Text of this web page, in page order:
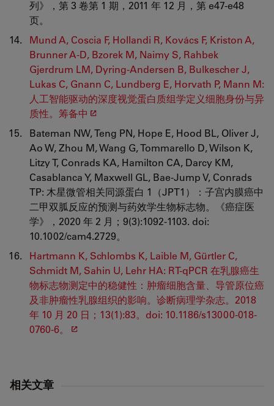
列》，第 3 卷第 1 期，2011 年 12 月，第 e47-e48
页。
Mund A, Coscia F, Hollandi R, Kovács F, Kriston A,
Brunner A-D, Bzorek M, Naimy S, Rahbek
Gjerdrum LM, Dyring-Andersen B, Bulkescher J,
Lukas C, Gnann C, Lundberg E, Horvath P, Mann M:
人工智能驱动的深度视觉蛋白质组学定义细胞身份与异
质性。筹备中
Bateman NW, Teng PN, Hope E, Hood BL, Oliver J,
Ao W, Zhou M, Wang G, Tommarello D, Wilson K,
Litzy T, Conrads KA, Hamilton CA, Darcy KM,
Casablanca Y, Maxwell GL, Bae-Jump V, Conrads
TP: 木星微管相关同源蛋白 1（JPT1）：子宫内膜癌中
二甲双胍反应的预测与药效学生物标志物。《癌症医
学》，2020 年 2 月；9(3):1092-1103. doi:
10.1002/cam4.2729。
Hartmann K, Schlombs K, Laible M, Gürtler C,
Schmidt M, Sahin U, Lehr HA: RT-qPCR 在乳腺癌生
物标志物测定中的稳健性：肿瘤细胞含量、导管原位癌
及非肿瘤性乳腺组织的影响。诊断病理学杂志。2018
年 10 月 20 日；13(1):83。doi: 10.1186/s13000-018-
0760-6。
相关文章